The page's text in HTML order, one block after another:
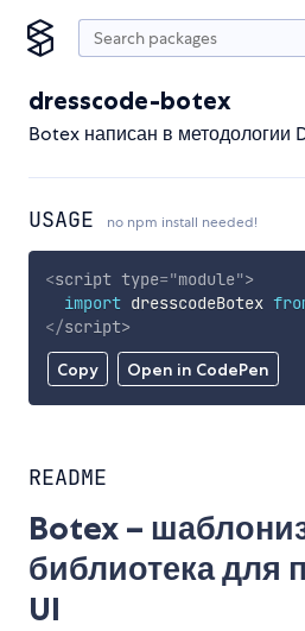
dresscode-botex
Botex написан в методологии
USAGE no npm install needed!
Copy Open in CodePen
<script type="module">
import dresscodeBotex
</script>
README
Botex –
библиотека для
UI